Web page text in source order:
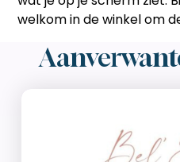
welkom in de winkel om